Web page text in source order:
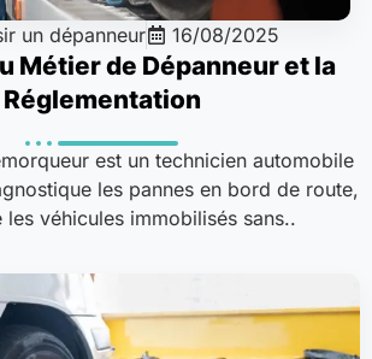
un dépanneur 16/08/2025
Métier de Dépanneur et la
Réglementation
est un technicien automobile
les pannes en bord de route,
les véhicules immobilisés sans..